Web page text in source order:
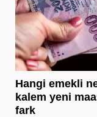
Hangi emekli
kalem yeni
fark